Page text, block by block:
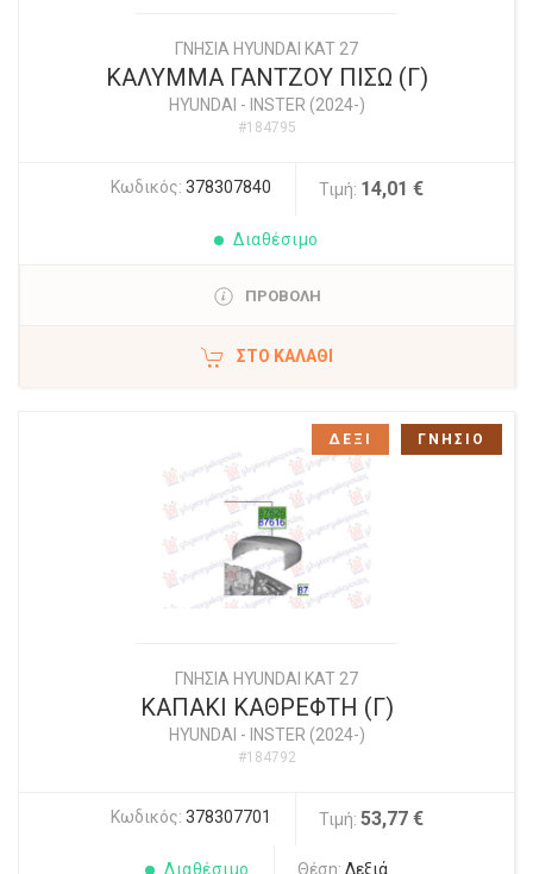
ΓΝΗΣΙΑ HYUNDAI KAT 27
ΚΑΛΥΜΜΑ ΓΑΝΤΖΟΥ ΠΙΣΩ (Γ)
HYUNDAI - INSTER (2024-)
#184795
Κωδικός: 378307840 Τιμή: 14,01 €
Διαθέσιμο
ΠΡΟΒΟΛΗ
ΣΤΟ ΚΑΛΆΘΙ
ΓΝΗΣΙΑ HYUNDAI KAT 27
ΚΑΠΑΚΙ ΚΑΘΡΕΦΤΗ (Γ)
HYUNDAI - INSTER (2024-)
#184792
Κωδικός: 378307701 Τιμή: 53,77 €
Διαθέσιμο Θέση: Δεξιά
ΔΕΞΙ ΓΝΗΣΙΟ